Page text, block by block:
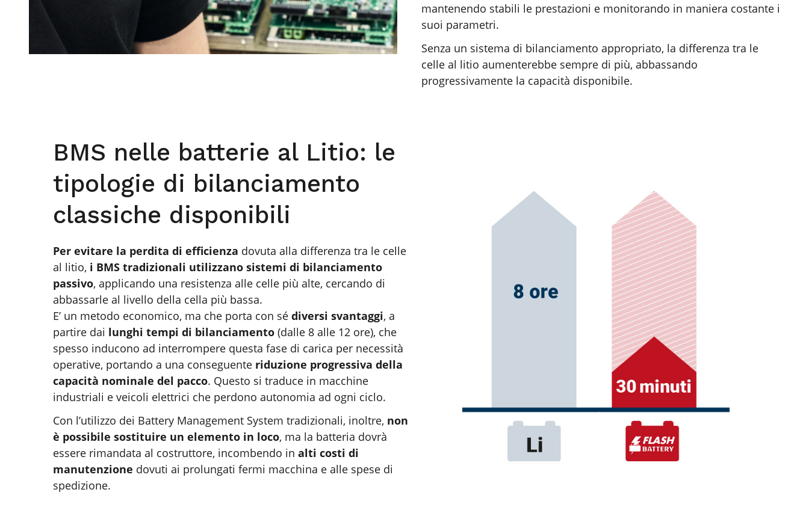
mantenendo stabili le prestazioni e monitorando in maniera costante i
suoi parametri.
Senza un sistema di bilanciamento appropriato, la differenza tra le
celle al litio aumenterebbe sempre di più, abbassando
progressivamente la capacità disponibile.
BMS nelle batterie al Litio: le
tipologie di bilanciamento
classiche disponibili
Per evitare la perdita di efficienza dovuta alla differenza tra le celle
al litio, i BMS tradizionali utilizzano sistemi di bilanciamento
passivo, applicando una resistenza alle celle più alte, cercando di
abbassarle al livello della cella più bassa.
E’ un metodo economico, ma che porta con sé diversi svantaggi, a
partire dai lunghi tempi di bilanciamento (dalle 8 alle 12 ore), che
spesso inducono ad interrompere questa fase di carica per necessità
operative, portando a una conseguente riduzione progressiva della
capacità nominale del pacco. Questo si traduce in macchine
industriali e veicoli elettrici che perdono autonomia ad ogni ciclo.
Con l’utilizzo dei Battery Management System tradizionali, inoltre, non
è possibile sostituire un elemento in loco, ma la batteria dovrà
essere rimandata al costruttore, incombendo in alti costi di
manutenzione dovuti ai prolungati fermi macchina e alle spese di
spedizione.